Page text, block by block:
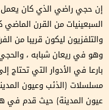
إن حجي راضي الذي كان
السبعينيات من القرن الماضي
والتلفزيون ليكون قريبا من
وهو في ريعان شبابه ،
بارعا في الأدوار التي تحتاج
مسلسلات (الذئب وعيون
عيون المدينة) حيث قدم في